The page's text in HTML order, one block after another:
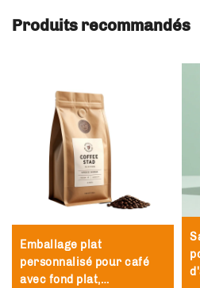
Produits recommandés
Emballage plat
personnalisé pour café
avec fond plat,